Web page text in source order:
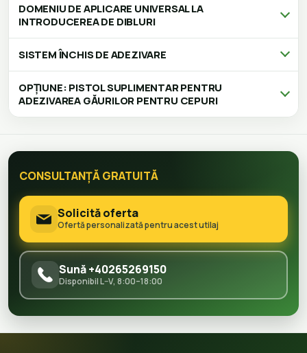
DOMENIU DE APLICARE UNIVERSAL LA
INTRODUCEREA DE DIBLURI
SISTEM ÎNCHIS DE ADEZIVARE
OPȚIUNE: PISTOL SUPLIMENTAR PENTRU
ADEZIVAREA GĂURILOR PENTRU CEPURI
CONSULTANȚĂ GRATUITĂ
Solicită oferta
Ofertă personalizată pentru acest utilaj
Sună +40265269150
Disponibil L–V, 8:00–18:00